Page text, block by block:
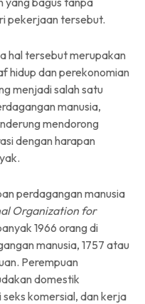
pekerjaan tersebut.
hal tersebut merupakan
hidup dan perekonomian
menjadi salah satu
manusia,
mendorong
dengan harapan
perdagangan manusia
Organization for
1966 orang di
manusia, 1757 atau
Perempuan
domestik
komersial, dan kerja